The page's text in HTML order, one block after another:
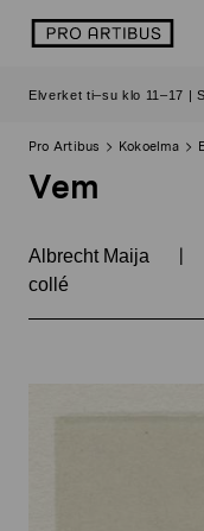
sisältöön
logo
Elverket ti–su klo 11–17 |
Pro Artibus Kokoelma
Vem
Albrecht Maija |
collé